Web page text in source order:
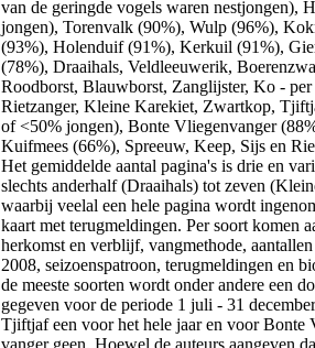
van de geringde vogels waren nestjongen),
jongen), Torenvalk (90%), Wulp (96%),
(93%), Holenduif (91%), Kerkuil (91%),
(78%), Draaihals, Veldleeuwerik,
Roodborst, Blauwborst, Zanglijster, Ko -
Rietzanger, Kleine Karekiet, Zwartkop,
of <50% jongen), Bonte Vliegenvanger
Kuifmees (66%), Spreeuw, Keep, Sijs en
Het gemiddelde aantal pagina's is drie en
slechts anderhalf (Draaihals) tot zeven
waarbij veelal een hele pagina wordt
kaart met terugmeldingen. Per soort komen
herkomst en verblijf, vangmethode,
2008, seizoenspatroon, terugmeldingen en
de meeste soorten wordt onder andere een
gegeven voor de periode 1 juli - 31
Tjiftjaf een voor het hele jaar en voor Bonte
vanger geen. Hoewel de auteurs aangeven